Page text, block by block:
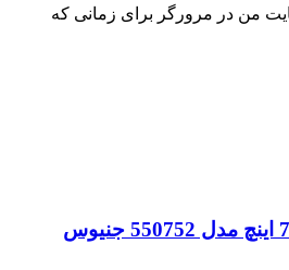
من در مرورگر برای زمانی که
انبر خار باز کن سر کج 7 اینچ مدل 550752 جنیوس